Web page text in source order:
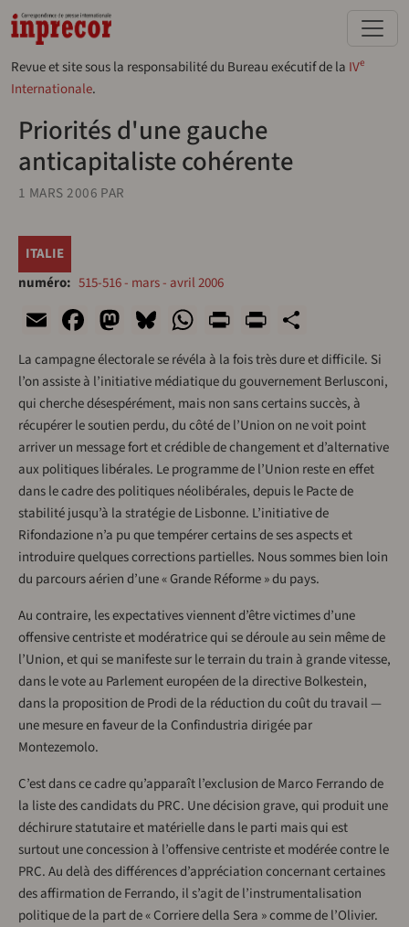
Aller au contenu principal
Revue et site sous la responsabilité du Bureau exécutif de la IVe
Internationale.
Priorités d'une gauche
anticapitaliste cohérente
1 MARS 2006 PAR
ITALIE
numéro
515-516 - mars - avril 2006
EmailFacebook
Mastodon
Bluesky
WhatsApp
Print
La campagne électorale se révéla à la fois très dure et difficile. Si
l’on assiste à l’initiative médiatique du gouvernement Berlusconi,
qui cherche désespérément, mais non sans certains succès, à
récupérer le soutien perdu, du côté de l’Union on ne voit point
arriver un message fort et crédible de changement et d’alternative
aux politiques libérales. Le programme de l’Union reste en effet
dans le cadre des politiques néolibérales, depuis le Pacte de
stabilité jusqu’à la stratégie de Lisbonne. L’initiative de
Rifondazione n’a pu que tempérer certains de ses aspects et
introduire quelques corrections partielles. Nous sommes bien loin
du parcours aérien d’une « Grande Réforme » du pays.
Au contraire, les expectatives viennent d’être victimes d’une
offensive centriste et modératrice qui se déroule au sein même de
l’Union, et qui se manifeste sur le terrain du train à grande vitesse,
dans le vote au Parlement européen de la directive Bolkestein,
dans la proposition de Prodi de la réduction du coût du travail —
une mesure en faveur de la Confindustria dirigée par
Montezemolo.
C’est dans ce cadre qu’apparaît l’exclusion de Marco Ferrando de
la liste des candidats du PRC. Une décision grave, qui produit une
déchirure statutaire et matérielle dans le parti mais qui est
surtout une concession à l’offensive centriste et modérée contre le
PRC. Au delà des différences d’appréciation concernant certaines
des affirmation de Ferrando, il s’agit de l’instrumentalisation
politique de la part de « Corriere della Sera » comme de l’Olivier.